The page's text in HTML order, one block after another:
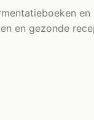
en
en gezonde